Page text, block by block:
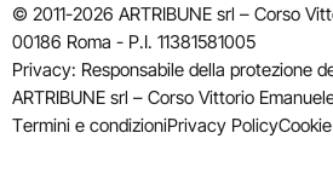
© 2011-2026 ARTRIBUNE srl – Corso
00186 Roma - P.I. 11381581005
Privacy: Responsabile della protezione
ARTRIBUNE srl – Corso Vittorio
Termini e condizioniPrivacy Policy